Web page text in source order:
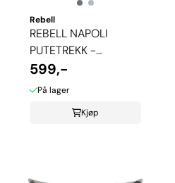
Rebell
REBELL NAPOLI
PUTETREKK -
HARVEST
599,-
På lager
Kjøp